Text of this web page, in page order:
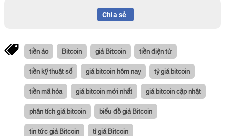
Chia sẻ
tiền ảo Bitcoin giá Bitcoin tiền điện tử
tiền kỹ thuật số giá bitcoin hôm nay tỷ giá bitcoin
tiền mã hóa giá bitcoin mới nhất giá bitcoin cập nhật
phân tích giá bitcoin biểu đồ giá Bitcoin
tin tức giá Bitcoin tỉ giá Bitcoin